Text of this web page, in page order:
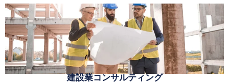
建設業コンサルティング